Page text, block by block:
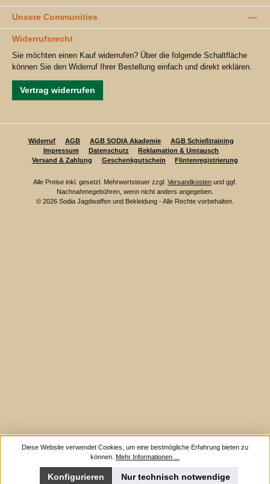
Unsere Communities
Widerrufsrecht
Sie möchten einen Kauf widerrufen? Über die folgende Schaltfläche
können Sie den Widerruf Ihrer Bestellung einfach und direkt erklären.
Vertrag widerrufen
Widerruf AGB AGB SODIA Akademie
AGB Schießtraining
Impressum
Datenschutz
Reklamation & Umtausch
Versand & Zahlung
Geschenkgutschein Flintenregistrierung
Alle Preise inkl. gesetzl. Mehrwertsteuer zzgl. Versandkosten und ggf.
Nachnahmegebühren, wenn nicht anders angegeben.
© 2026 Sodia Jagdwaffen und Bekleidung - Alle Rechte vorbehalten.
Diese Website verwendet Cookies, um eine bestmögliche Erfahrung bieten zu
können. Mehr Informationen ...
Nur technisch notwendige
Konfigurieren